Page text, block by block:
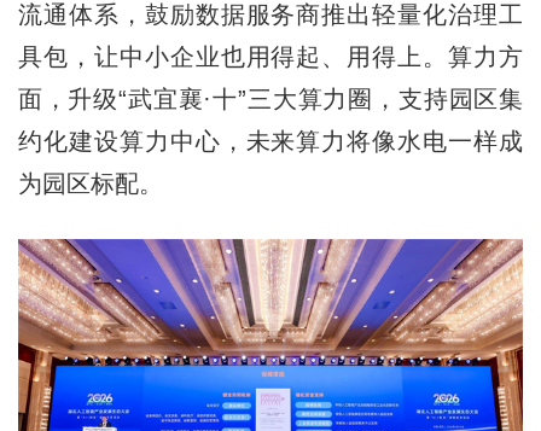
流通体系，鼓励数据服务商推出轻量化治理工
具包，让中小企业也用得起、用得上。算力方
面，升级“武宜襄·十”三大算力圈，支持园区集
约化建设算力中心，未来算力将像水电一样成
为园区标配。